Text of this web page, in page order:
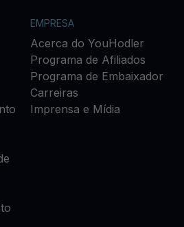
EMPRESA
Acerca do YouHodler
Programa de Afiliados
Programa de Embaixador
Carreiras
Imprensa e Mídia